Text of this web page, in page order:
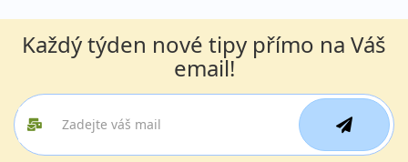
29.08. - 09.09.2026
sobota - středa
vlastní
letecky (Praha)
25 790 Kč
vyprodáno
29.08. - 09.09.2026
Každý týden nové tipy přímo na Váš
email!